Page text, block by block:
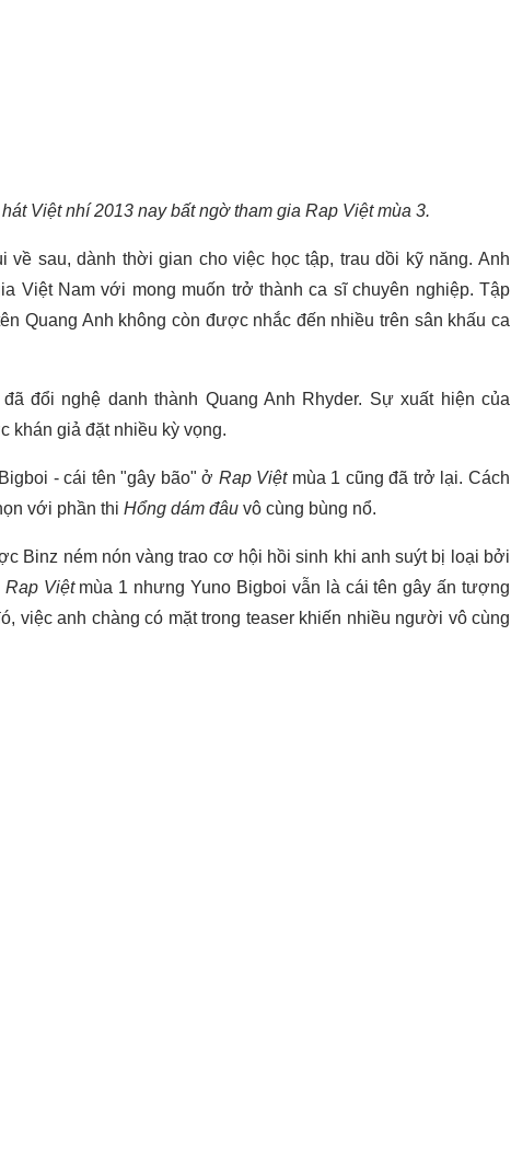
Việt nhí 2013 nay bất ngờ tham gia Rap Việt mùa 3.
về sau, dành thời gian cho việc học tập, trau dồi kỹ năng. Anh
Việt Nam với mong muốn trở thành ca sĩ chuyên nghiệp. Tập
Quang Anh không còn được nhắc đến nhiều trên sân khấu ca
đổi nghệ danh thành Quang Anh Rhyder. Sự xuất hiện của
khán giả đặt nhiều kỳ vọng.
- cái tên "gây bão" ở Rap Việtmùa 1 cũng đã trở lại. Cách
với phần thi Hổng dám đâu vô cùng bùng nổ.
Binz ném nón vàng trao cơ hội hồi sinh khi anh suýt bị loại bởi
Rap Việt mùa 1 nhưng Yuno Bigboi vẫn là cái tên gây ấn tượng
việc anh chàng có mặt trong teaser khiến nhiều người vô cùng